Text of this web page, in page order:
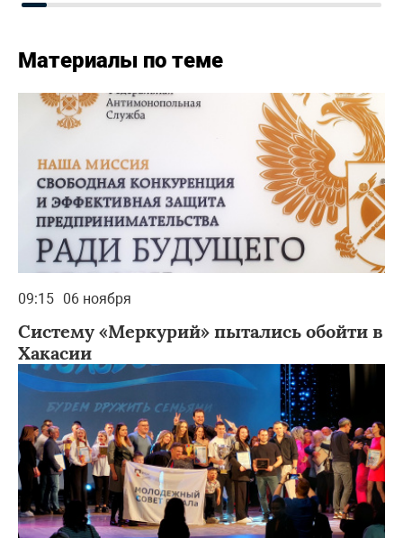
Материалы по теме
09:15 06 ноября
Систему «Меркурий» пытались обойти в
Хакасии